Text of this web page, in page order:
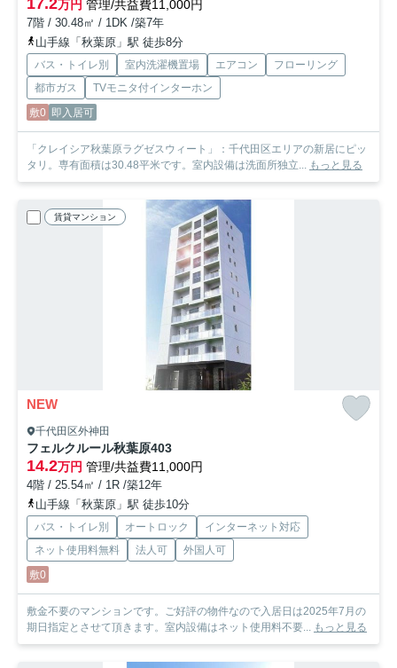
17.2万円 管理/共益費11,000円
7階 / 30.48㎡ / 1DK /築7年
山手線「秋葉原」駅 徒歩8分
バス・トイレ別 室内洗濯機置場 エアコン
フローリング
都市ガス
TVモニタ付インターホン
敷0 即入居可
「クレイシア秋葉原ラグゼスウィート」：千代田区エリアの新居にピッ
タリ。専有面積は30.48平米です。室内設備は洗面所独立... もっと見る
賃貸マンション
NEW
千代田区外神田
フェルクルール秋葉原403
14.2万円 管理/共益費11,000円
4階 / 25.54㎡ / 1R /築12年
山手線「秋葉原」駅 徒歩10分
バス・トイレ別 オートロック
インターネット対応
ネット使用料無料
法人可
外国人可
敷0
敷金不要のマンションです。ご好評の物件なので入居日は2025年7月の
期日指定とさせて頂きます。室内設備はネット使用料不要... もっと見る